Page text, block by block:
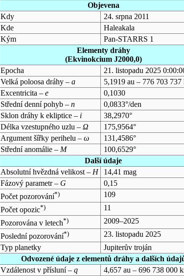
Objevena
Kdy
24. srpna 2011
Kde
Haleakala
Kým
Pan-STARRS 1
Elementy dráhy
(Ekvinokcium J2000,0)
Epocha
21. listopadu 2025
Velká poloosa dráhy – a
5,1919 au – 776 703 737
Excentricita – e
0,1030
Střední denní pohyb – n
0,0833°/den
Sklon dráhy k ekliptice – i
38,2970°
Délka vzestupného uzlu – Ω
175,9564°
Argument šířky perihelu – ω
131,4586°
Střední anomálie – M
100,6529°
Další údaje
Absolutní hvězdná velikost – H
14,41 mag
Fázový parametr – G
0,15
Počet pozorování*)
109
Počet opozic*)
11
Pozorována v letech*)
2009–2025
Poslední pozorování*)
23. listopadu 2025
Typ planetky
Jupiterův troján
Odvozené údaje z elementů dráhy a dalších
Vzdálenost v přísluní – q
4,657 au – 696 738 000